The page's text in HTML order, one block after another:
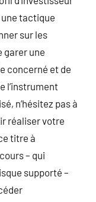
tactique
sur les
garer une
concerné et de
l’instrument
n’hésitez pas à
réaliser votre
titre à
– qui
supporté –